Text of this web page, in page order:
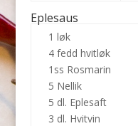
Eplesaus
1 løk
4 fedd hvitløk
1ss Rosmarin
5 Nellik
5 dl. Eplesaft
3 dl. Hvitvin